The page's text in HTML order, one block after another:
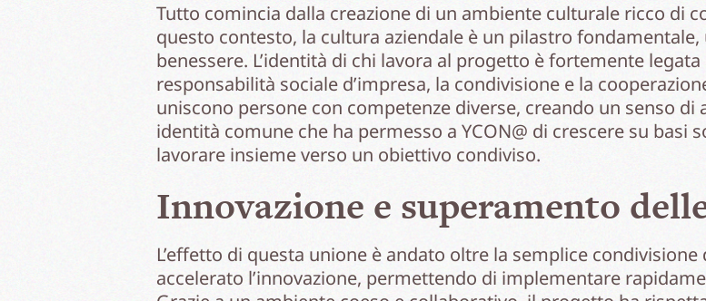
Tutto comincia dalla creazione di un ambiente culturale ricco di
questo contesto, la cultura aziendale è un pilastro
benessere. L’identità di chi lavora al progetto è fortemente
responsabilità sociale d’impresa, la condivisione e la
uniscono persone con competenze diverse, creando un senso
identità comune che ha permesso a YCON@ di crescere su
lavorare insieme verso un obiettivo condiviso.
Innovazione e superamento
L’effetto di questa unione è andato oltre la semplice
accelerato l’innovazione, permettendo di implementare